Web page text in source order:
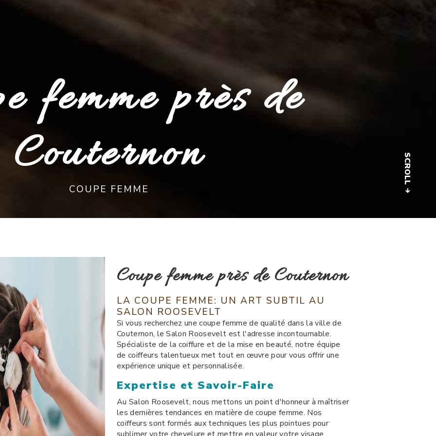
femme près de
Couternon
COUPE FEMME
SCROLL
Coupe femme près de Couternon
LA COUPE FEMME: UN ART SUBTIL AU
SALON ROOSEVELT
Si vous recherchez une coupe femme de qualité dans la ville de
Couternon, le Salon Roosevelt est l'adresse incontournable.
Spécialiste de la coiffure et de la mise en beauté, notre équipe
de coiffeurs talentueux met tout en œuvre pour vous offrir une
expérience unique et personnalisée.
Expertise et Savoir-Faire
Au Salon Roosevelt, nous mettons un point d'honneur à maîtriser
les dernières tendances en matière de coupe femme. Nos
coiffeurs sont formés aux techniques les plus pointues pour